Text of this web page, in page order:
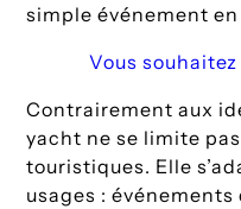
simple événement
Vous
Contrairement aux
yacht ne se limite
touristiques. Elle
usages :